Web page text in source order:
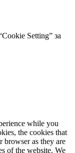
Setting” за
while you
the cookies that
browser as they are
of the website. We